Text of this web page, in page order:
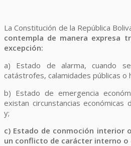
La Constitución de la República
contempla de manera expresa
excepción:
a) Estado de alarma, cuando
catástrofes, calamidades públicas o
b) Estado de emergencia
existan circunstancias económicas
y;
c) Estado de conmoción interior
un conflicto de carácter interno o